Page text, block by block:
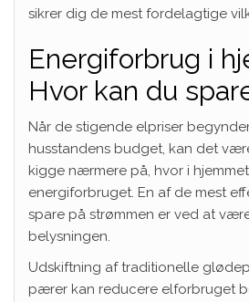
sikrer dig de mest fordelagtige
Energiforbrug i
Hvor kan du
Når de stigende elpriser
husstandens budget, kan det
kigge nærmere på, hvor i
energiforbruget. En af de mest
spare på strømmen er ved at
belysningen.
Udskiftning af traditionelle
pærer kan reducere elforbruget